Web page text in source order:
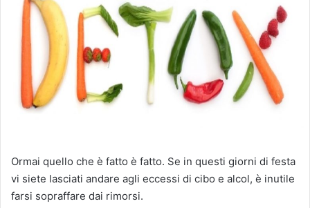
Ormai quello che è fatto è fatto. Se in questi giorni di festa
vi siete lasciati andare agli eccessi di cibo e alcol, è inutile
farsi sopraffare dai rimorsi.